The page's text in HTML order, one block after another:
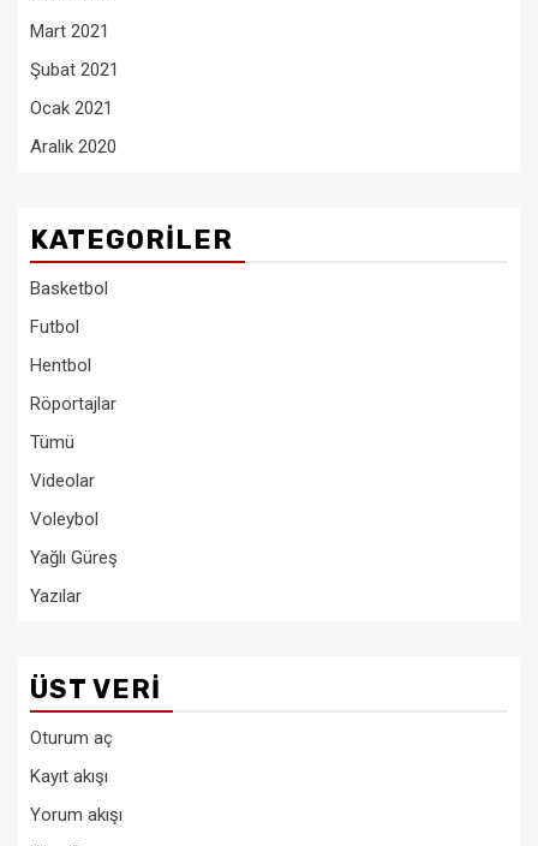
Mart 2021
Şubat 2021
Ocak 2021
Aralık 2020
KATEGORILER
Basketbol
Futbol
Hentbol
Röportajlar
Tümü
Videolar
Voleybol
Yağlı Güreş
Yazılar
ÜST VERI
Oturum aç
Kayıt akışı
Yorum akışı